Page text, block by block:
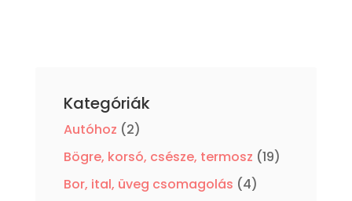
Kategóriák
Autóhoz 22
termék
Bögre, korsó, csésze, termosz 1919
Bor, ital, üveg csomagolás 44